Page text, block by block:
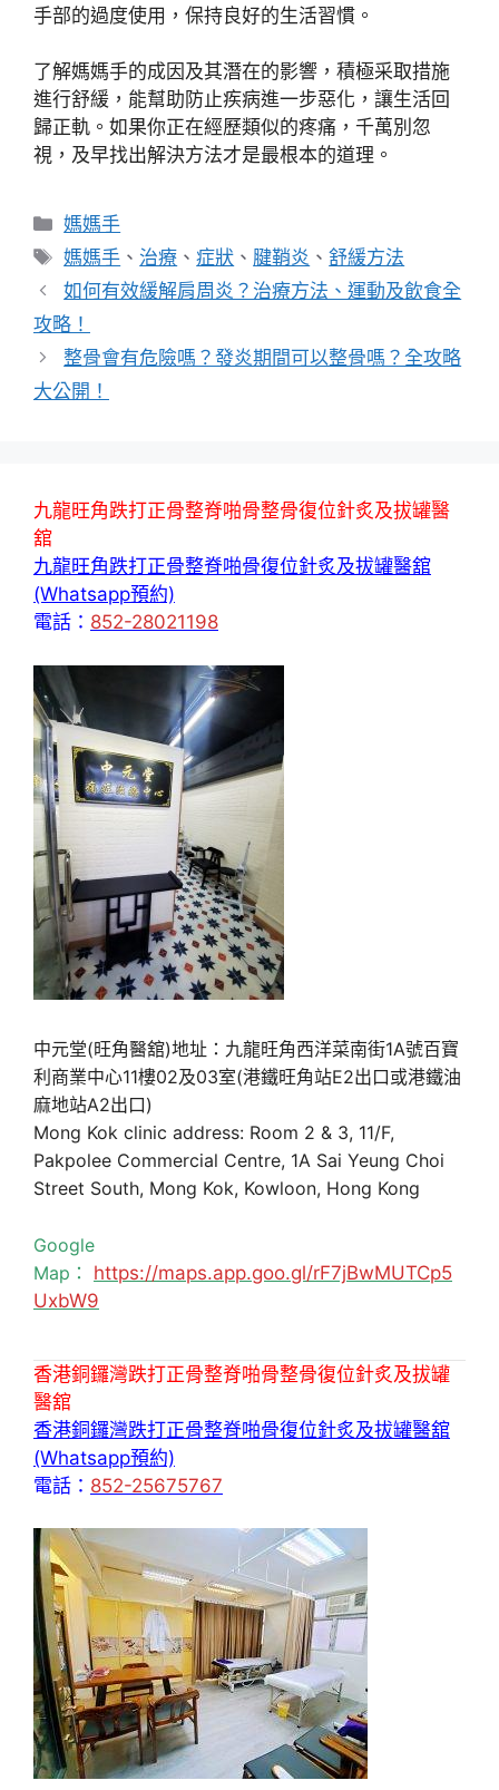
手部的過度使用，保持良好的生活習慣。
了解媽媽手的成因及其潛在的影響，積極采取措施
進行舒緩，能幫助防止疾病進一步惡化，讓生活回
歸正軌。如果你正在經歷類似的疼痛，千萬別忽
視，及早找出解決方法才是最根本的道理。
分
類
媽媽手
標
籤
媽媽手 、 治療 、症狀 、 腱鞘炎 、舒緩方法
如何有效緩解肩周炎？治療方法、運動及飲食全
攻略！
整骨會有危險嗎？發炎期間可以整骨嗎？全攻略
大公開！
九龍旺角跌打正骨整脊啪骨整骨復位針炙及拔罐醫
舘
九龍旺角跌打正骨整脊啪骨復位針炙及拔罐醫舘
(Whatsapp預約)
電話： 852-28021198
中元堂(旺角醫舘)地址：九龍旺角西洋菜南街1A號百寶
利商業中心11樓02及03室(港鐵旺角站E2出口或港鐵油
麻地站A2出口)
Mong Kok clinic address: Room 2 & 3, 11/F,
Pakpolee Commercial Centre, 1A Sai Yeung Choi
Street South, Mong Kok, Kowloon, Hong Kong
Google
Map： https://maps.app.goo.gl/rF7jBwMUTCp5
UxbW9
香港銅鑼灣跌打正骨整脊啪骨整骨復位針炙及拔罐
醫舘
香港銅鑼灣跌打正骨整脊啪骨復位針炙及拔罐醫舘
(Whatsapp預約)
電話： 852-25675767